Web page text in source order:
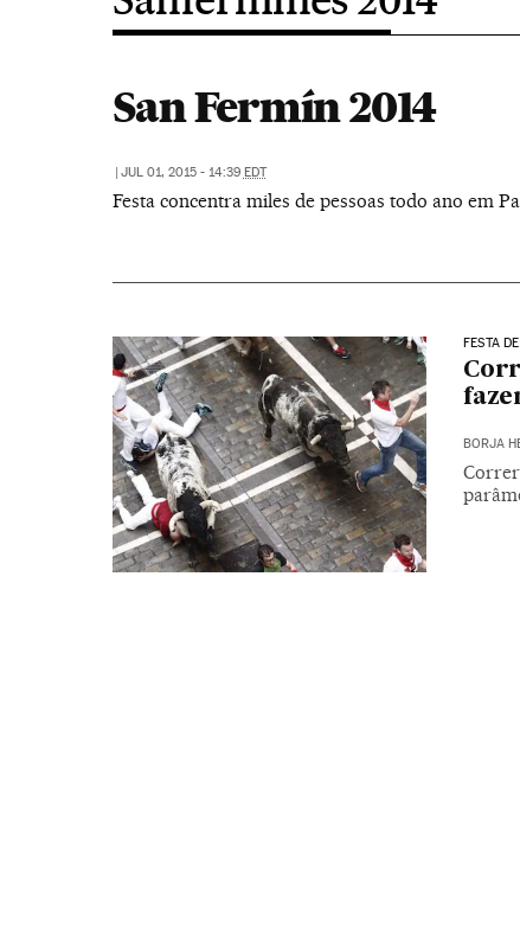
San Fermín 2014
| JUL 01, 2015 - 14:39 EDT
Festa concentra miles de pessoas todo ano em
FESTA
BORJA